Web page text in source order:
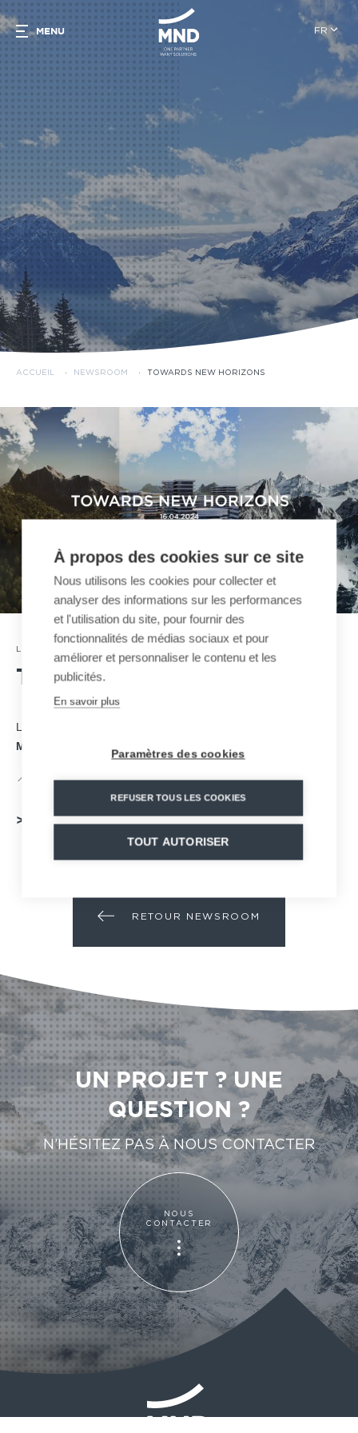
FR
MENU
ACCUEIL · NEWSROOM · TOWARDS NEW HORIZONS
LES ACTUALITÉS MND
TOWARDS NEW HORIZONS
Le mardi 16 avril 2024 à 13h30, rejoignez-nous au salon
Mountain Planet
pour un événement spécial MND.
📍 ALLÉE 7 – STAND N°762
>> Demandez votre invitation<<
RETOUR NEWSROOM
UN PROJET ? UNE
QUESTION ?
N’HÉSITEZ PAS À NOUS CONTACTER
NOUS
CONTACTER
NOUS
CONTACTER
À propos des cookies sur ce site
Nous utilisons les cookies pour collecter et
analyser des informations sur les performances
et l'utilisation du site, pour fournir des
fonctionnalités de médias sociaux et pour
améliorer et personnaliser le contenu et les
publicités.
En savoir plus
Paramètres des cookies
REFUSER TOUS LES COOKIES
TOUT AUTORISER